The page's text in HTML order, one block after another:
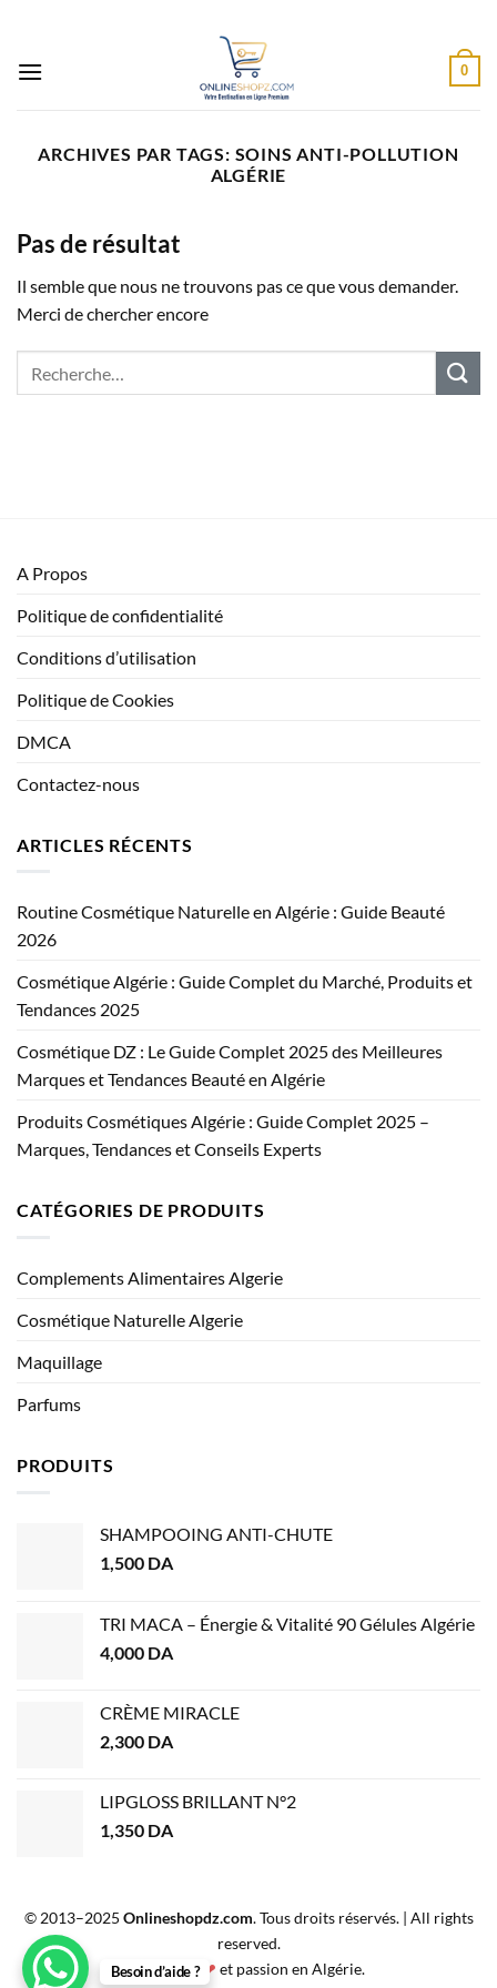
contenu
0
ARCHIVES PAR TAGS: SOINS ANTI-POLLUTION
ALGÉRIE
Pas de résultat
Il semble que nous ne trouvons pas ce que vous demander.
Merci de chercher encore
A Propos
Politique de confidentialité
Conditions d’utilisation
Politique de Cookies
DMCA
Contactez-nous
ARTICLES RÉCENTS
Routine Cosmétique Naturelle en Algérie : Guide Beauté
2026
Cosmétique Algérie : Guide Complet du Marché, Produits et
Tendances 2025
Cosmétique DZ : Le Guide Complet 2025 des Meilleures
Marques et Tendances Beauté en Algérie
Produits Cosmétiques Algérie : Guide Complet 2025 –
Marques, Tendances et Conseils Experts
CATÉGORIES DE PRODUITS
Complements Alimentaires Algerie
Cosmétique Naturelle Algerie
Maquillage
Parfums
PRODUITS
SHAMPOOING ANTI-CHUTE
1,500 DA
TRI MACA – Énergie & Vitalité 90 Gélules Algérie
4,000 DA
CRÈME MIRACLE
2,300 DA
LIPGLOSS BRILLANT N°2
1,350 DA
© 2013–2025 Onlineshopdz.com. Tous droits réservés. | All rights
reserved.
Créé avec ❤ et passion en Algérie.
Besoin d’aide ?